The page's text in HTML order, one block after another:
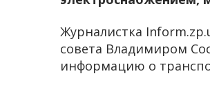
Журналистка
совета Владимиром
информацию о